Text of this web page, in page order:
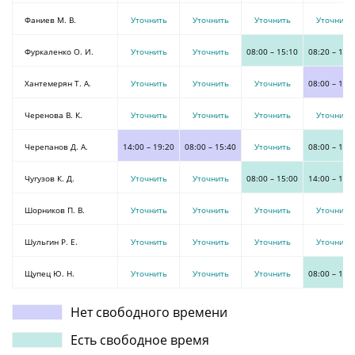
Фаниев М. В. Уточнить Уточнить Уточнить Уточнить
Фуркаленко О. И. Уточнить Уточнить 08:00 – 15:10 08:20 –
Хантемерян Т. А. Уточнить Уточнить Уточнить 08:00 –
Черенова В. К. Уточнить Уточнить Уточнить Уточнить
Черепанов Д. А. 14:00 – 19:20 08:00 – 15:40 Уточнить 08:00 –
Чугузов К. Д. Уточнить Уточнить 08:00 – 15:00 14:00 –
Шорников П. В. Уточнить Уточнить Уточнить Уточнить
Шульгин Р. Е. Уточнить Уточнить Уточнить Уточнить
Щупец Ю. Н. Уточнить Уточнить Уточнить 08:00 –
Нет свободного времени
Есть свободное время